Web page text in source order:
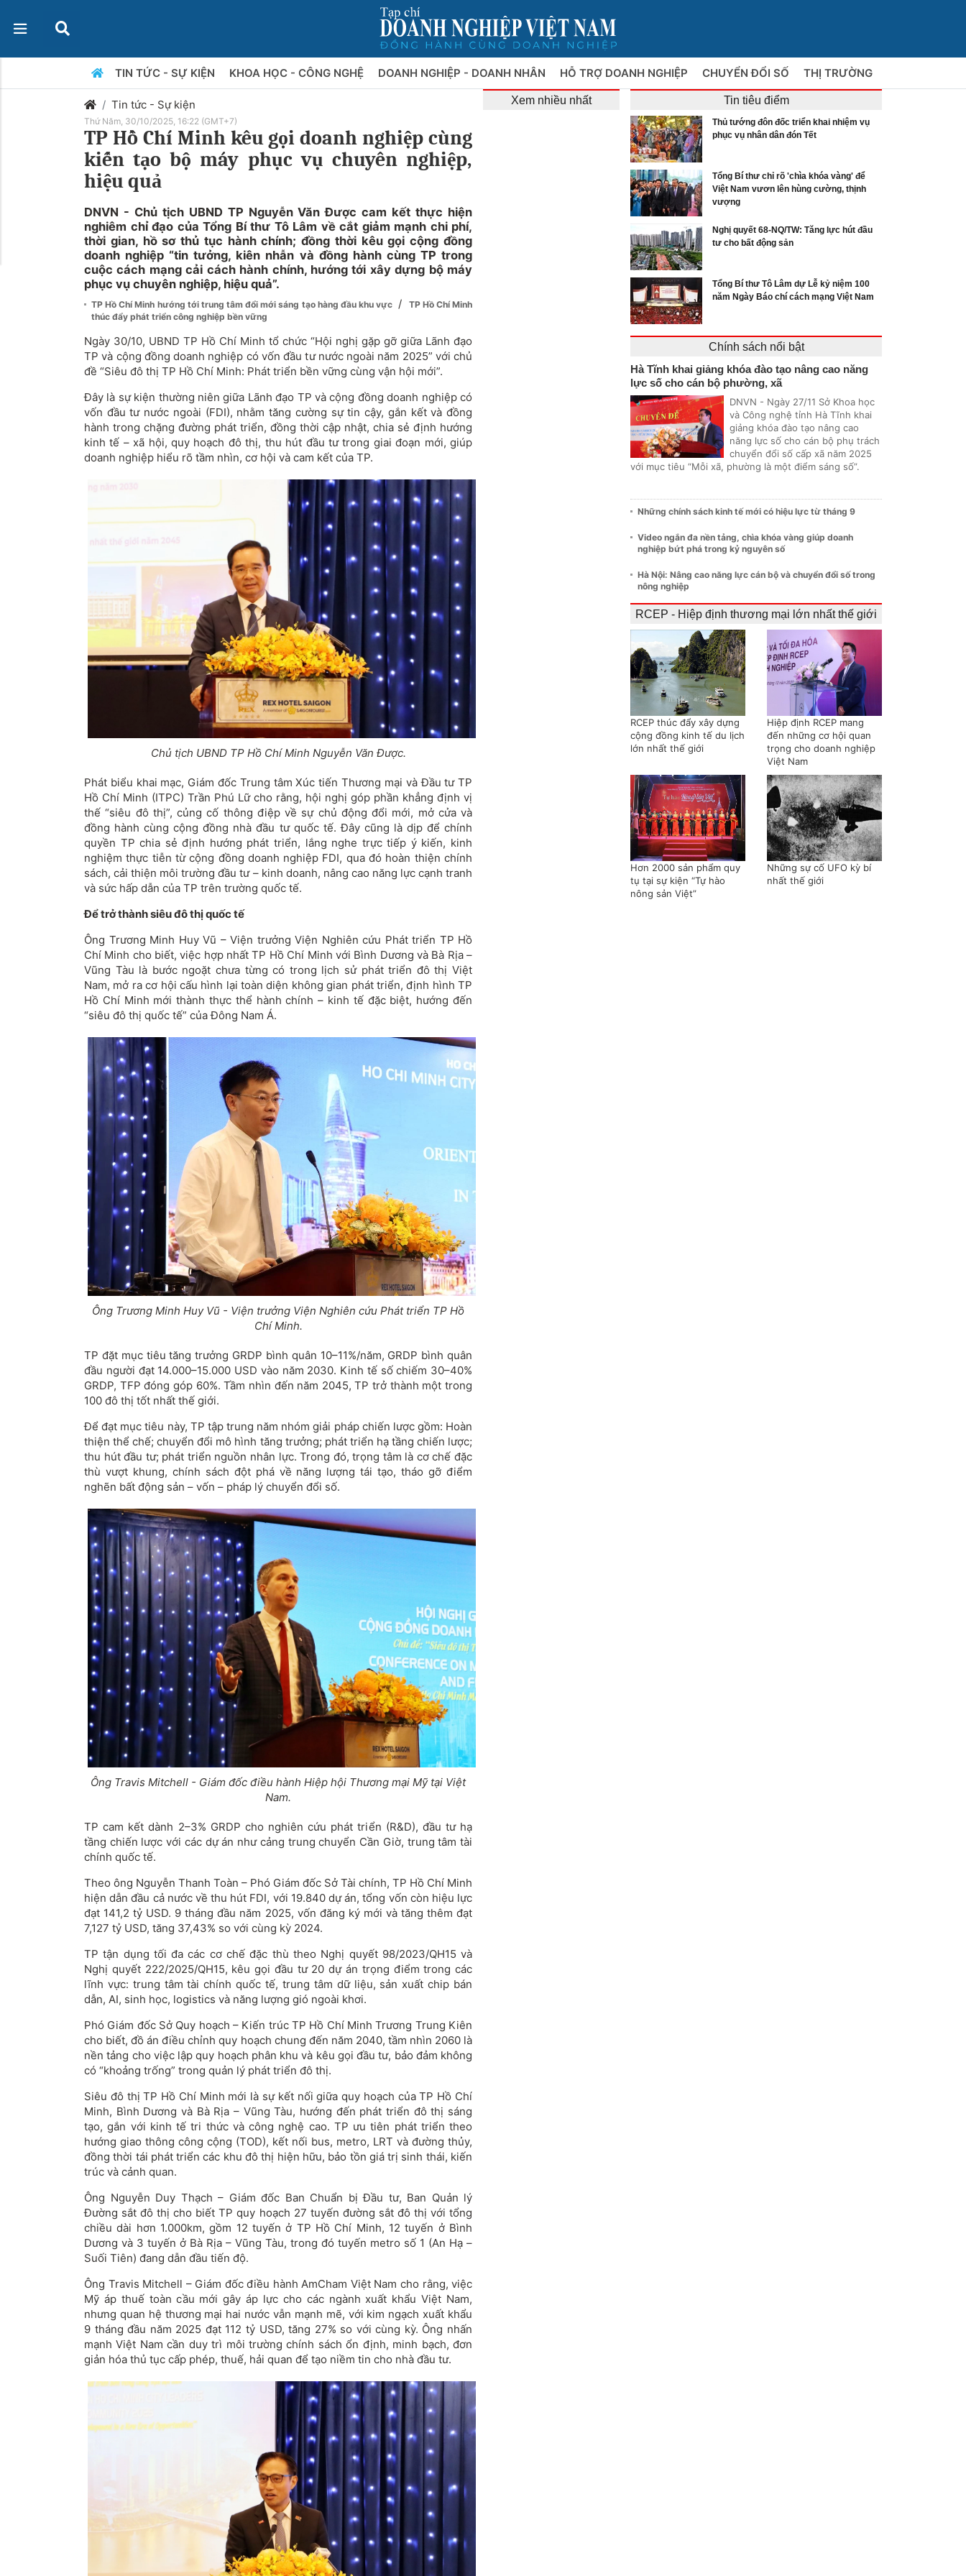
TIN TỨC - SỰ KIỆN KHOA HỌC - CÔNG NGHỆ DOANH NGHIỆP - DOANH NHÂN HỖ TRỢ DOANH NGHIỆP CHUYỂN ĐỔI SỐ THỊ TRƯỜNG
Tin tức - Sự kiện
Thứ Năm, 30/10/2025, 16:22 (GMT+7)
TP Hồ Chí Minh kêu gọi doanh nghiệp cùng
kiến tạo bộ máy phục vụ chuyên nghiệp,
hiệu quả
DNVN - Chủ tịch UBND TP Nguyễn Văn Được cam kết thực hiện
nghiêm chỉ đạo của Tổng Bí thư Tô Lâm về cắt giảm mạnh chi phí,
thời gian, hồ sơ thủ tục hành chính; đồng thời kêu gọi cộng đồng
doanh nghiệp “tin tưởng, kiên nhẫn và đồng hành cùng TP trong
cuộc cách mạng cải cách hành chính, hướng tới xây dựng bộ máy
phục vụ chuyên nghiệp, hiệu quả”.
TP Hồ Chí Minh hướng tới trung tâm đổi mới sáng tạo hàng đầu khu vực /
TP Hồ Chí Minh
thúc đẩy phát triển công nghiệp bền vững
Ngày 30/10, UBND TP Hồ Chí Minh tổ chức “Hội nghị gặp gỡ giữa Lãnh đạo
TP và cộng đồng doanh nghiệp có vốnđầu tư nước ngoài năm 2025” với chủ
đề “Siêu đô thị TP Hồ Chí Minh: Phát triển bền vững cùng vận hội mới”.
Đây là sự kiện thường niên giữa Lãnhđạo TP và cộng đồng doanh nghiệp có
vốn đầu tư nước ngoài (FDI), nhằm tăng cường sự tin cậy, gắn kết vàđồng
hành trong chặng đường phát triển, đồng thời cập nhật, chia sẻ định hướng
kinh tế – xã hội, quy hoạch đô thị, thu hút đầu tư trong giai đoạn mới, giúp
doanh nghiệp hiểu rõ tầm nhìn, cơ hội và cam kết của TP.
Chủ tịch UBND TP Hồ Chí Minh Nguyễn Văn Được.
Phát biểu khai mạc, Giámđốc Trung tâm Xúc tiến Thương mại vàĐầu tư TP
Hồ Chí Minh (ITPC) Trần Phú Lữ cho rằng, hội nghị góp phần khẳng định vị
thế “siêu đô thị”, củng cố thông điệp về sự chủ động đổi mới, mở cửa và
đồng hành cùng cộngđồng nhàđầu tư quốc tế.Đây cũng là dịpđể chính
quyền TP chia sẻđịnh hướng phát triển, lắng nghe trực tiếp ý kiến, kinh
nghiệm thực tiễn từ cộng đồng doanh nghiệp FDI, quađó hoàn thiện chính
sách, cải thiện môi trườngđầu tư – kinh doanh, nâng cao năng lực cạnh tranh
và sức hấp dẫn của TP trên trường quốc tế.
Để trở thành siêuđô thị quốc tế
Ông Trương Minh Huy Vũ – Viện trưởng Viện Nghiên cứu Phát triển TP Hồ
Chí Minh cho biết, việc hợp nhất TP Hồ Chí Minh với Bình Dương và Bà Rịa–
Vũng Tàu là bước ngoặt chưa từng có trong lịch sử phát triển đô thị Việt
Nam, mở ra cơ hội cấu hình lại toàn diện không gian phát triển,định hình TP
Hồ Chí Minh mới thành thực thể hành chính– kinh tế đặc biệt, hướngđến
“siêu đô thị quốc tế” củaĐông Nam Á.
Ông Trương Minh Huy Vũ - Viện trưởng Viện Nghiên cứu Phát triển TP Hồ
ChíMinh.
TP đặt mục tiêu tăng trưởng GRDP bình quân 10–11%/năm, GRDP bình quân
đầu người đạt 14.000–15.000 USD vào năm 2030. Kinh tế số chiếm 30–40%
GRDP, TFPđóng góp 60%. Tầm nhìn đến năm 2045, TP trở thành một trong
100 đô thị tốt nhất thế giới.
Đểđạt mục tiêu này, TP tập trung năm nhóm giải pháp chiến lược gồm: Hoàn
thiện thể chế; chuyểnđổi mô hình tăng trưởng; phát triển hạ tầng chiến lược;
thu hútđầu tư; phát triển nguồn nhân lực. Trong đó, trọng tâm là cơ chế đặc
thù vượt khung, chính sách đột phá về năng lượng tái tạo, tháo gỡđiểm
nghẽn bất động sản – vốn – pháp lý chuyển đổi số.
Ông Travis Mitchell - Giám đốc điều hành Hiệp hội Thương mại Mỹ tại Việt
Nam.
TP cam kết dành 2–3% GRDP cho nghiên cứu phát triển (R&D), đầu tư hạ
tầng chiến lược với các dựán như cảng trung chuyển Cần Giờ, trung tâm tài
chính quốc tế.
Theo ông Nguyễn Thanh Toàn – Phó Giám đốc Sở Tài chính, TP Hồ Chí Minh
hiện dẫnđầu cả nước về thu hút FDI, với 19.840 dựán, tổng vốn còn hiệu lực
đạt 141,2 tỷ USD. 9 thángđầu năm 2025, vốn đăng ký mới và tăng thêm đạt
7,127 tỷ USD, tăng 37,43% so với cùng kỳ 2024.
TP tận dụng tốiđa các cơ chếđặc thù theo Nghị quyết 98/2023/QH15 và
Nghị quyết 222/2025/QH15, kêu gọi đầu tư 20 dự án trọng điểm trong các
lĩnh vực: trung tâm tài chính quốc tế, trung tâm dữ liệu, sản xuất chip bán
dẫn, AI, sinh học, logistics và năng lượng gió ngoài khơi.
Phó Giám đốc Sở Quy hoạch– Kiến trúc TP Hồ Chí Minh Trương Trung Kiên
cho biết,đồánđiều chỉnh quy hoạch chung đến năm 2040, tầm nhìn 2060 là
nền tảng cho việc lập quy hoạch phân khu và kêu gọi đầu tư, bảo đảm không
có “khoảng trống” trong quản lý phát triển đô thị.
Siêu đô thị TP Hồ Chí Minh mới là sự kết nối giữa quy hoạch của TP Hồ Chí
Minh, Bình Dương và Bà Rịa– Vũng Tàu, hướng đến phát triển đô thị sáng
tạo, gắn với kinh tế tri thức và công nghệ cao. TP ưu tiên phát triển theo
hướng giao thông công cộng (TOD), kết nối bus, metro, LRT và đường thủy,
đồng thời tái phát triển các khuđô thị hiện hữu, bảo tồn giá trị sinh thái, kiến
trúc và cảnh quan.
Ông Nguyễn Duy Thạch – Giám đốc Ban Chuẩn bịĐầu tư, Ban Quản lý
Đường sắtđô thị cho biết TP quy hoạch 27 tuyến đường sắt đô thị với tổng
chiều dài hơn 1.000km, gồm 12 tuyến ở TP Hồ Chí Minh, 12 tuyến ở Bình
Dương và 3 tuyến ở Bà Rịa – Vũng Tàu, trong đó tuyến metro số 1 (An Hạ –
Suối Tiên) đang dẫn đầu tiến độ.
Ông Travis Mitchell – Giám đốcđiều hành AmCham Việt Nam cho rằng, việc
Mỹ áp thuế toàn cầu mới gây áp lực cho các ngành xuất khẩu Việt Nam,
nhưng quan hệ thương mại hai nước vẫn mạnh mẽ, với kim ngạch xuất khẩu
9 thángđầu năm 2025 đạt 112 tỷ USD, tăng 27% so với cùng kỳ. Ông nhấn
mạnh Việt Nam cần duy trì môi trường chính sáchổn định, minh bạch,đơn
giản hóa thủ tục cấp phép, thuế, hải quan để tạo niềm tin cho nhà đầu tư.
Xem nhiều nhất Tin tiêu điểm
Thủ tướng đôn đốc triển khai nhiệm vụ
phục vụ nhân dân đón Tết
Tổng Bí thư chỉ rõ 'chìa khóa vàng' để
Việt Nam vươn lên hùng cường, thịnh
vượng
Nghị quyết 68-NQ/TW: Tăng lực hút đầu
tư cho bất động sản
Tổng Bí thư Tô Lâm dự Lễ kỷ niệm 100
năm Ngày Báo chí cách mạng Việt Nam
Chính sách nổi bật
Hà Tĩnh khai giảng khóa đào tạo nâng cao năng
lực số cho cán bộ phường, xã
DNVN - Ngày 27/11 Sở Khoa học
và Công nghệ tỉnh Hà Tĩnh khai
giảng khóa đào tạo nâng cao
năng lực số cho cán bộ phụ trách
chuyển đổi số cấp xã năm 2025
với mục tiêu “Mỗi xã, phường là một điểm sáng số”.
Những chính sách kinh tế mới có hiệu lực từ tháng 9
Video ngắn đa nền tảng, chìa khóa vàng giúp doanh
nghiệp bứt phá trong kỷ nguyên số
Hà Nội: Nâng cao năng lực cán bộ và chuyển đổi số trong
nông nghiệp
RCEP - Hiệp định thương mại lớn nhất thế giới
RCEP thúc đẩy xây dựng
cộng đồng kinh tế du lịch
lớn nhất thế giới
Hiệp định RCEP mang
đến những cơ hội quan
trọng cho doanh nghiệp
Việt Nam
Hơn 2000 sản phẩm quy
tụ tại sự kiện “Tự hào
nông sản Việt”
Những sự cố UFO kỳ bí
nhất thế giới